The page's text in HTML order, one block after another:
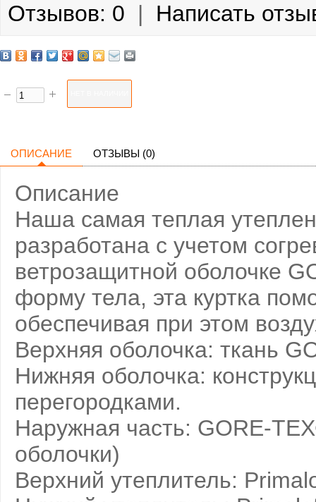
Отзывов: 0 | Написать
ОПИСАНИЕ ОТЗЫВЫ (0)
Описание
Наша самая теплая
разработана с учетом
ветрозащитной оболочке
форму тела, эта куртка
обеспечивая при этом
Верхняя оболочка: ткань
Нижняя оболочка:
перегородками.
Наружная часть: GORE-
оболочки)
Верхний утеплитель: